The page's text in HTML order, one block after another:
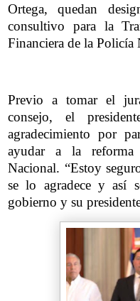
Ortega, quedan
consultivo para la
Financiera de la Policía
Previo a tomar el
consejo, el
agradecimiento por
ayudar a la reforma
Nacional. “Estoy
se lo agradece y así
gobierno y su